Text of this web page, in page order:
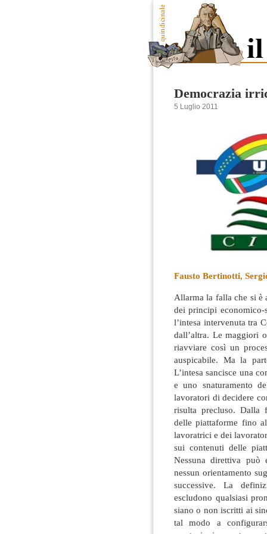
Democrazia
5 Luglio 2011
Fausto Bertinotti,
Allarma la falla che si è
dei principi economico-
l’intesa intervenuta tra
dall’altra. Le maggiori
riavviare così un
auspicabile. Ma la
L’intesa sancisce una
e uno snaturamento
lavoratori di decidere
risulta precluso. Dalla
delle piattaforme fino
lavoratrici e dei
sui contenuti delle
Nessuna direttiva può
nessun orientamento
successive. La
escludono qualsiasi
siano o non iscritti ai
tal modo a